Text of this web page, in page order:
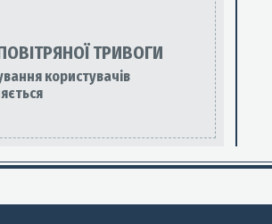
ТРИВОГИ
користувачів